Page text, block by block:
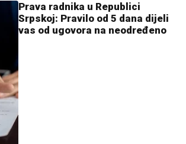
Prava radnika u Republici
Srpskoj: Pravilo od 5 dana dijeli
vas od ugovora na neodređeno